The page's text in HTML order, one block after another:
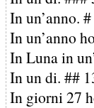
In un’anno.
In un’anno
In Luna in
In un di. ##
In giorni 27